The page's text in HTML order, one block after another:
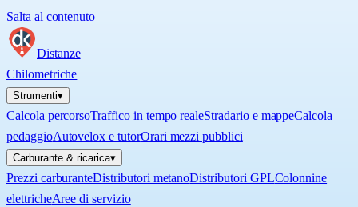
Salta al contenuto
Distanze
Chilometriche
Strumenti▾
Calcola percorsoTraffico in tempo realeStradario e mappeCalcola
pedaggioAutovelox e tutorOrari mezzi pubblici
Carburante & ricarica▾
Prezzi carburanteDistributori metanoDistributori GPLColonnine
elettricheAree di servizio